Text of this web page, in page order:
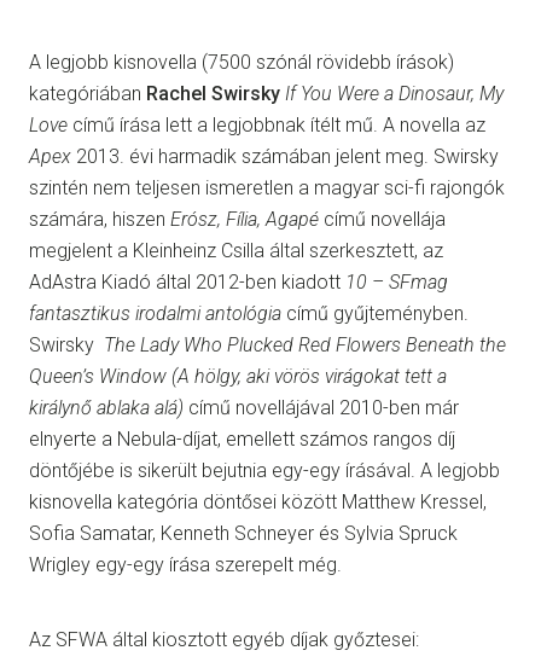
A legjobb kisnovella (7500 szónál rövidebb írások)
kategóriában Rachel Swirsky If You Were a Dinosaur, My
Love című írása lett a legjobbnak ítélt mű. A novella az
Apex 2013. évi harmadik számában jelent meg. Swirsky
szintén nem teljesen ismeretlen a magyar sci-fi rajongók
számára, hiszen Erósz, Fília, Agapé című novellája
megjelent a Kleinheinz Csilla által szerkesztett, az
AdAstra Kiadó által 2012-ben kiadott 10 – SFmag
fantasztikus irodalmi antológia című gyűjteményben.
Swirsky The Lady Who Plucked Red Flowers Beneath the
Queen’s Window (A hölgy, aki vörös virágokat tett a
királynő ablaka alá) című novellájával 2010-ben már
elnyerte a Nebula-díjat, emellett számos rangos díj
döntőjébe is sikerült bejutnia egy-egy írásával. A legjobb
kisnovella kategória döntősei között Matthew Kressel,
Sofia Samatar, Kenneth Schneyer és Sylvia Spruck
Wrigley egy-egy írása szerepelt még.
Az SFWA által kiosztott egyéb díjak győztesei: